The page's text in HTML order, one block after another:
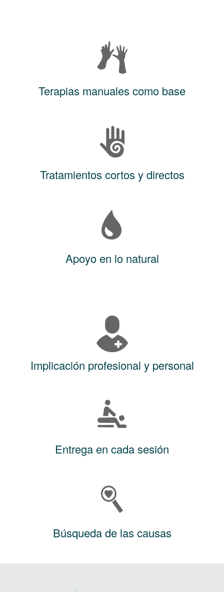
Terapias manuales como base
Tratamientos cortos y directos
Apoyo en lo natural
Implicación profesional y personal
Entrega en cada sesión
Búsqueda de las causas